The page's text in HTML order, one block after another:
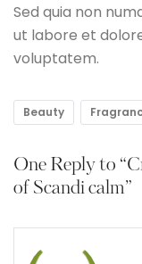
Sed quia non
ut labore et
voluptatem.
Beauty
One Reply to
of Scandi calm”